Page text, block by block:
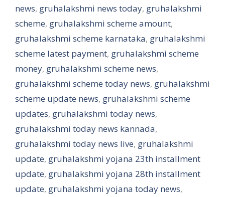
news, gruhalakshmi news today, gruhalakshmi
scheme, gruhalakshmi scheme amount,
gruhalakshmi scheme karnataka, gruhalakshmi
scheme latest payment, gruhalakshmi scheme
money, gruhalakshmi scheme news,
gruhalakshmi scheme today news, gruhalakshmi
scheme update news, gruhalakshmi scheme
updates, gruhalakshmi today news,
gruhalakshmi today news kannada,
gruhalakshmi today news live, gruhalakshmi
update, gruhalakshmi yojana 23th installment
update, gruhalakshmi yojana 28th installment
update, gruhalakshmi yojana today news,